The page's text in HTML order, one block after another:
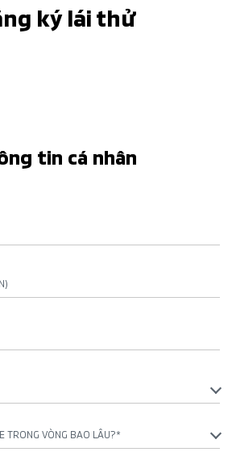
ký lái thử
tin cá nhân
TRONG VÒNG BAO LÂU?*